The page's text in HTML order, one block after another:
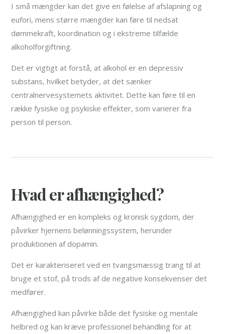
I små mængder kan det give en følelse af afslapning og
eufori, mens større mængder kan føre til nedsat
dømmekraft, koordination og i ekstreme tilfælde
alkoholforgiftning.
Det er vigtigt at forstå, at alkohol er en depressiv
substans, hvilket betyder, at det sænker
centralnervesystemets aktivitet. Dette kan føre til en
række fysiske og psykiske effekter, som varierer fra
person til person.
Hvad er afhængighed?
Afhængighed er en kompleks og kronisk sygdom, der
påvirker hjernens belønningssystem, herunder
produktionen af dopamin.
Det er karakteriseret ved en tvangsmæssig trang til at
bruge et stof, på trods af de negative konsekvenser det
medfører.
Afhængighed kan påvirke både det fysiske og mentale
helbred og kan kræve professionel behandling for at